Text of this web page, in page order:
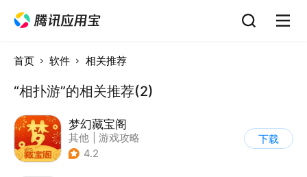
首页 软件 相关推荐
“相扑游”的相关推荐(2)
梦幻藏宝阁
其他
游戏攻略
4.2
下载